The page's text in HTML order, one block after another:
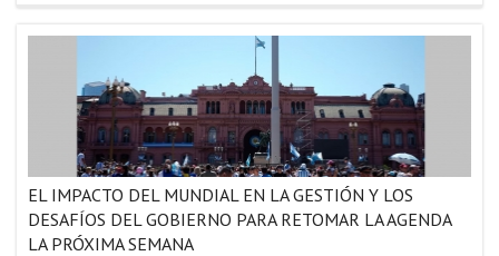
EL IMPACTO DEL MUNDIAL EN LA GESTIÓN Y LOS
DESAFÍOS DEL GOBIERNO PARA RETOMAR LA AGENDA
LA PRÓXIMA SEMANA